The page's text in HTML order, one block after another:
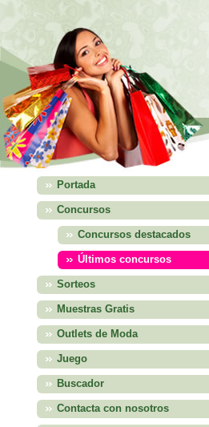
Portada
Concursos
Concursos destacados
Últimos concursos
Sorteos
Muestras Gratis
Outlets de Moda
Juego
Buscador
Contacta con nosotros